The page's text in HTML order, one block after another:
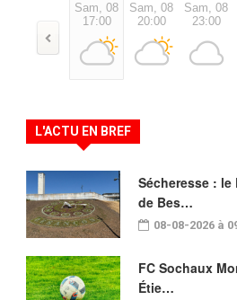
Sam, 08
17:00
Sam, 08
20:00
Sam, 08
23:00
L'ACTU EN BREF
Sécheresse :
de Bes…
08-08-2026 à
FC Sochaux
Étie…